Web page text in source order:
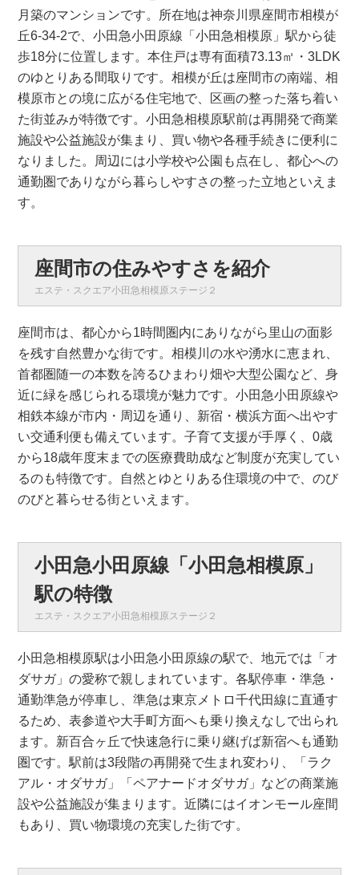
月築のマンションです。所在地は神奈川県座間市相模が
丘6-34-2で、小田急小田原線「小田急相模原」駅から徒
歩18分に位置します。本住戸は専有面積73.13㎡・3LDK
のゆとりある間取りです。相模が丘は座間市の南端、相
模原市との境に広がる住宅地で、区画の整った落ち着い
た街並みが特徴です。小田急相模原駅前は再開発で商業
施設や公益施設が集まり、買い物や各種手続きに便利に
なりました。周辺には小学校や公園も点在し、都心への
通勤圏でありながら暮らしやすさの整った立地といえま
す。
座間市の住みやすさを紹介
エステ・スクエア小田急相模原ステージ２
座間市は、都心から1時間圏内にありながら里山の面影
を残す自然豊かな街です。相模川の水や湧水に恵まれ、
首都圏随一の本数を誇るひまわり畑や大型公園など、身
近に緑を感じられる環境が魅力です。小田急小田原線や
相鉄本線が市内・周辺を通り、新宿・横浜方面へ出やす
い交通利便も備えています。子育て支援が手厚く、0歳
から18歳年度末までの医療費助成など制度が充実してい
るのも特徴です。自然とゆとりある住環境の中で、のび
のびと暮らせる街といえます。
小田急小田原線「小田急相模原」
駅の特徴
エステ・スクエア小田急相模原ステージ２
小田急相模原駅は小田急小田原線の駅で、地元では「オ
ダサガ」の愛称で親しまれています。各駅停車・準急・
通勤準急が停車し、準急は東京メトロ千代田線に直通す
るため、表参道や大手町方面へも乗り換えなしで出られ
ます。新百合ヶ丘で快速急行に乗り継げば新宿へも通勤
圏です。駅前は3段階の再開発で生まれ変わり、「ラク
アル・オダサガ」「ペアナードオダサガ」などの商業施
設や公益施設が集まります。近隣にはイオンモール座間
もあり、買い物環境の充実した街です。